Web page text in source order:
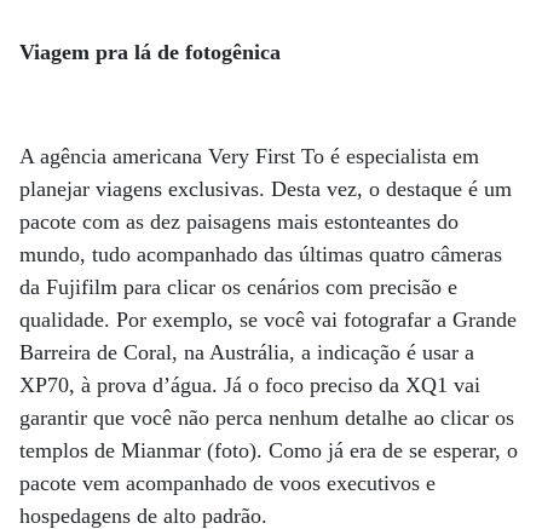
Viagem pra lá de fotogênica
A agência americana Very First To é especialista em
planejar viagens exclusivas. Desta vez, o destaque é um
pacote com as dez paisagens mais estonteantes do
mundo, tudo acompanhado das últimas quatro câmeras
da Fujifilm para clicar os cenários com precisão e
qualidade. Por exemplo, se você vai fotografar a Grande
Barreira de Coral, na Austrália, a indicação é usar a
XP70, à prova d’água. Já o foco preciso da XQ1 vai
garantir que você não perca nenhum detalhe ao clicar os
templos de Mianmar (foto). Como já era de se esperar, o
pacote vem acompanhado de voos executivos e
hospedagens de alto padrão.